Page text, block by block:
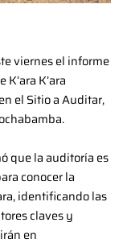
viernes el informe
K’ara
el Sitio a Auditar,
que la auditoría es
conocer la
identificando las
claves y
en